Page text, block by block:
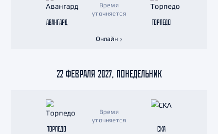
АВАНГАРД
Время
уточняется
ТОРПЕДО
Онлайн
22 ФЕВРАЛЯ 2027, ПОНЕДЕЛЬНИК
ТОРПЕДО
Время
уточняется
СКА